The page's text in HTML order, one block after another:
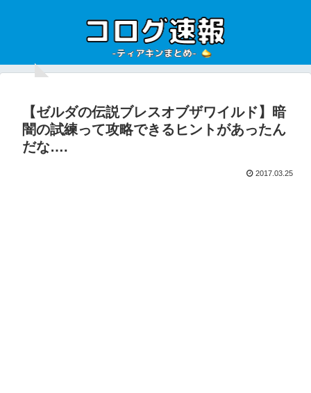
【ゼルダの伝説ブレスオブザワイルド】暗
闇の試練って攻略できるヒントがあったん
だな….
2017.03.25